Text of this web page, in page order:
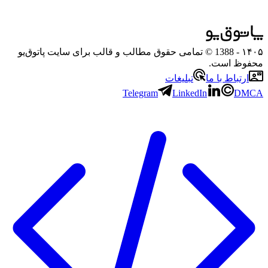
۱۴۰۵
- 1388 © تمامی حقوق مطالب و قالب برای سایت پاتوق‌یو
محفوظ است.
ارتباط با ما
تبلیغات
Telegram
LinkedIn DMCA